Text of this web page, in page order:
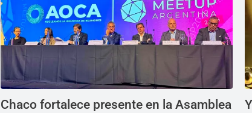
Chaco fortalece presente en la Asamblea